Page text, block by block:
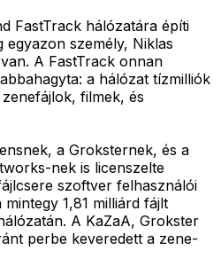
FastTrack hálózatára építi
személy, Niklas
A FastTrack onnan
a hálózat tízmilliók
filmek, és
a Groksternek, és a
nek is licenszelte
szoftver felhasználói
1,81 milliárd fájlt
A KaZaA, Grokster
perbe keveredett a zene-